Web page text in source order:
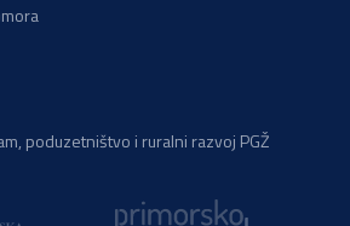
poduzetništvo i ruralni razvoj PGŽ